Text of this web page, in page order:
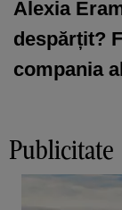
Alexia
despărțit?
compania
Publicitate